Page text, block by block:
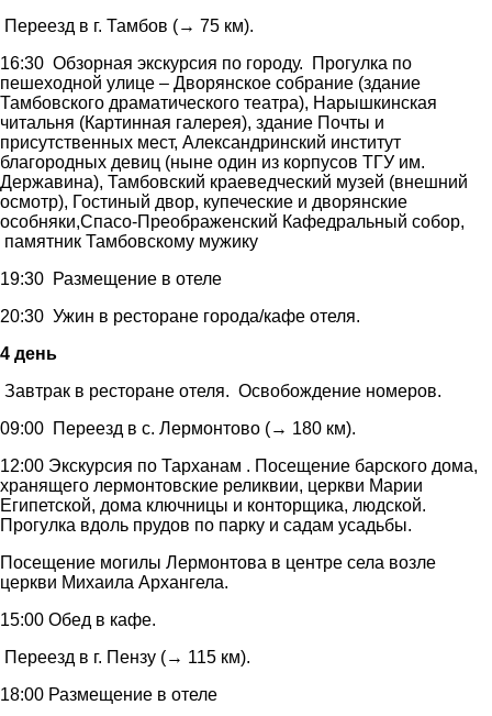
Переезд в г. Тамбов (→ 75 км).
16:30 Обзорная экскурсия по городу. Прогулка по
пешеходной улице – Дворянское собрание (здание
Тамбовского драматического театра), Нарышкинская
читальня (Картинная галерея), здание Почты и
присутственных мест, Александринский институт
благородных девиц (ныне один из корпусов ТГУ им.
Державина), Тамбовский краеведческий музей (внешний
осмотр), Гостиный двор, купеческие и дворянские
особняки,Спасо-Преображенский Кафедральный собор,
памятник Тамбовскому мужику
19:30 Размещение в отеле
20:30 Ужин в ресторане города/кафе отеля.
4 день
Завтрак в ресторане отеля. Освобождение номеров.
09:00 Переезд в с. Лермонтово (→ 180 км).
12:00 Экскурсия по Тарханам . Посещение барского дома,
хранящего лермонтовские реликвии, церкви Марии
Египетской, дома ключницы и конторщика, людской.
Прогулка вдоль прудов по парку и садам усадьбы.
Посещение могилы Лермонтова в центре села возле
церкви Михаила Архангела.
15:00 Обед в кафе.
Переезд в г. Пензу (→ 115 км).
18:00 Размещение в отеле